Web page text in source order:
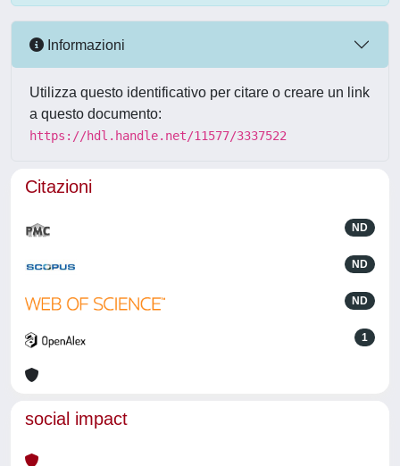
Informazioni
Utilizza questo identificativo per citare o creare un link
a questo documento:
https://hdl.handle.net/11577/3337522
Citazioni
ND
ND
ND
1
social impact